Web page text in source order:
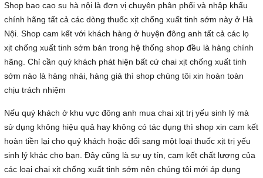
Shop bao cao su hà nội là đơn vị chuyên phân phối và nhập khẩu
chính hãng tất cả các dòng thuốc xịt chống xuất tinh sớm này ở Hà
Nội. Shop cam kết với khách hàng ở huyện đông anh tất cả các lọ
xịt chống xuất tinh sớm bán trong hệ thống shop đều là hàng chính
hãng. Chỉ cần quý khách phát hiện bất cứ chai xịt chống xuất tinh
sớm nào là hàng nhái, hàng giả thì shop chúng tôi xin hoàn toàn
chịu trách nhiệm
Nếu quý khách ở khu vực đông anh mua chai xịt trị yếu sinh lý mà
sử dụng không hiệu quả hay không có tác dụng thì shop xin cam kết
hoàn tiền lại cho quý khách hoặc đổi sang một loại thuốc xịt trị yếu
sinh lý khác cho bạn. Đây cũng là sự uy tín, cam kết chất lượng của
các loại chai xịt chống xuất tinh sớm nên chúng tôi mới áp dụng